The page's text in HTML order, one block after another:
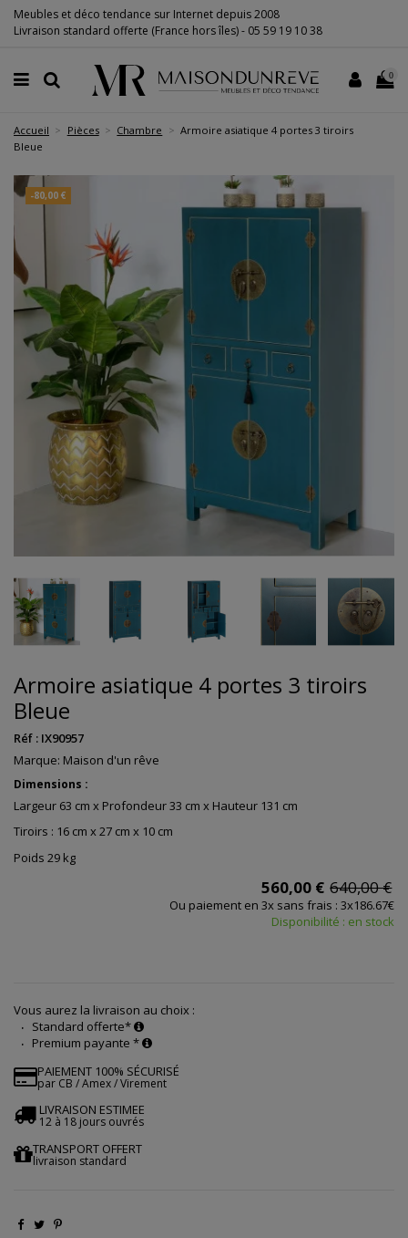
Meubles et déco tendance sur Internet depuis 2008
Livraison standard offerte (France hors îles) - 05 59 19 10 38
0
Accueil Pièces Chambre
Armoire asiatique 4 portes 3 tiroirs
Bleue
-80,00 €
Armoire asiatique 4 portes 3 tiroirs
Bleue
Réf : IX90957
Marque: Maison d'un rêve
Dimensions :
Largeur 63 cm x Profondeur 33 cm x Hauteur 131 cm
Tiroirs : 16 cm x 27 cm x 10 cm
Poids 29 kg
560,00 € 640,00 €
Ou paiement en 3x sans frais : 3x186.67€
Disponibilité : en stock
Vous aurez la livraison au choix :
Standard offerte*
Premium payante *
PAIEMENT 100% SÉCURISÉ
par CB / Amex / Virement
LIVRAISON ESTIMEE
12 à 18 jours ouvrés
TRANSPORT OFFERT
livraison standard